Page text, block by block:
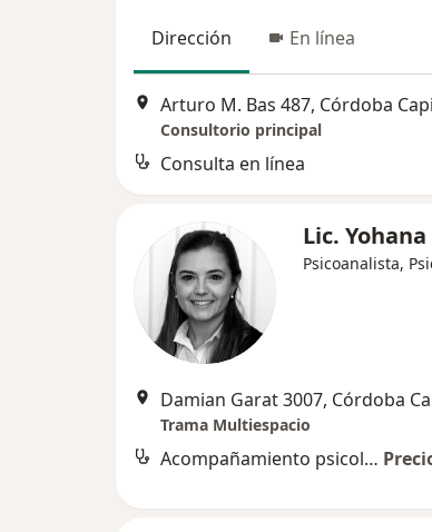
Dirección En línea
Arturo M. Bas 487, Córdoba
Consultorio principal
Consulta en línea
Lic.
Psicoanalista,
Damian Garat 3007, Córdoba
Trama Multiespacio
Acompañamiento psicológico